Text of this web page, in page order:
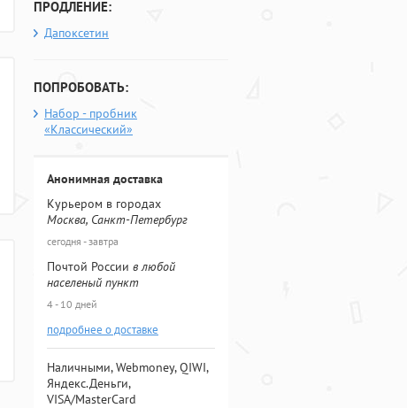
ПРОДЛЕНИЕ:
Дапоксетин
ПОПРОБОВАТЬ:
Набор - пробник
«Классический»
Анонимная доставка
Курьером в городах
Москва, Санкт-Петербург
сегодня - завтра
Почтой России в любой
населеный пункт
4 - 10 дней
подробнее о доставке
Наличными, Webmoney, QIWI,
Яндекс.Деньги,
VISA/MasterCard